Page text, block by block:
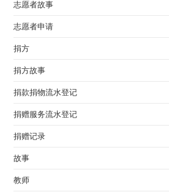
志愿者故事
志愿者申请
捐方
捐方故事
捐款捐物流水登记
捐赠服务流水登记
捐赠记录
故事
教师